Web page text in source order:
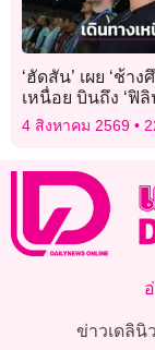
‘ฮัดสัน’ เผย ‘ช้าง
เหนื่อย บินถึง ‘ฟิลิ
จะได้นอนตี 3-4
4 สิงหาคม 2569
ข่าวเดลินิ